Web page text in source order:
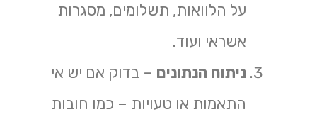
על הלוואות, תשלומים, מסגרות
אשראי ועוד.
ניתוח הנתונים – בדוק אם יש אי
התאמות או טעויות – כמו חובות